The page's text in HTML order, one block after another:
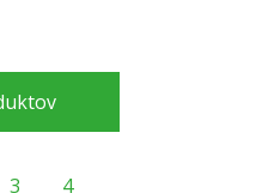
3 4